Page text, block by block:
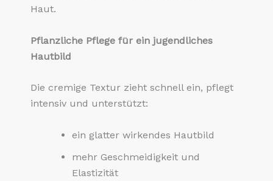
Haut.
Pflanzliche Pflege für ein jugendliches
Hautbild
Die cremige Textur zieht schnell ein, pflegt
intensiv und unterstützt:
ein glatter wirkendes Hautbild
mehr Geschmeidigkeit und
Elastizität